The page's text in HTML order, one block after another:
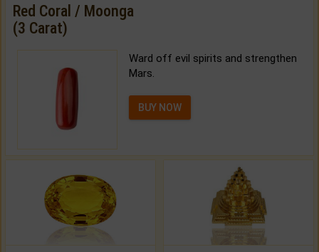
Red Coral / Moonga
(3 Carat)
Ward off evil spirits and strengthen
Mars.
BUY NOW